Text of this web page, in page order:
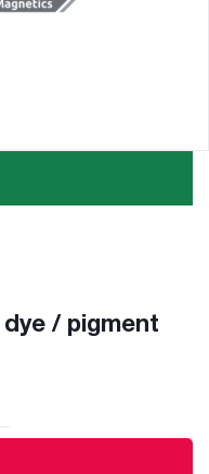
/ pigment